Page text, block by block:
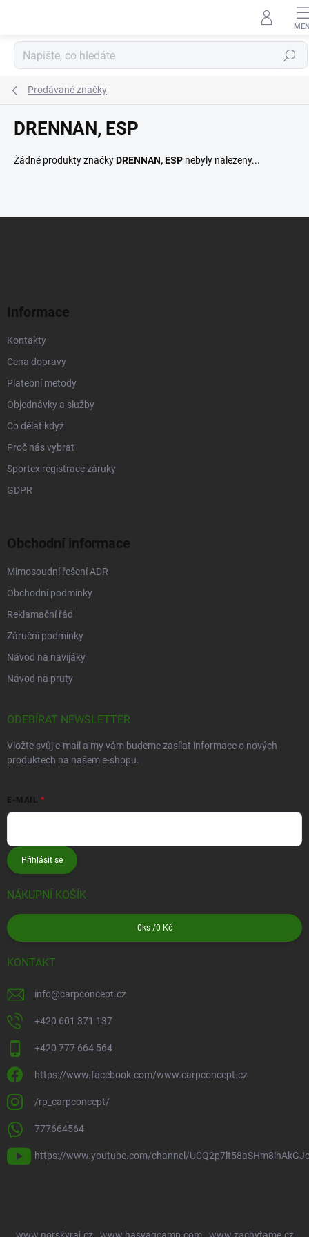
Hledat
Prodávané značky
DRENNAN, ESP
Žádné produkty značkyDRENNAN, ESP nebyly nalezeny...
Informace
Kontakty
Cena dopravy
Platební metody
Objednávky a služby
Co dělat když
Proč nás vybrat
Sportex registrace záruky
GDPR
Obchodní informace
Mimosoudní řešení ADR
Obchodní podmínky
Reklamační řád
Záruční podmínky
Návod na navijáky
Návod na pruty
ODEBÍRAT NEWSLETTER
Vložte svůj e-mail a my vám budeme zasílat informace o nových
produktech na našem e-shopu.
E-MAIL
Přihlásit se
NÁKUPNÍ KOŠÍK
0 ks /0 Kč
KONTAKT
info@carpconcept.cz
+420 601 371 137
+420 777 664 564
https://www.facebook.com/www.carpconcept.cz
/rp_carpconcept/
777664564
https://www.youtube.com/channel/